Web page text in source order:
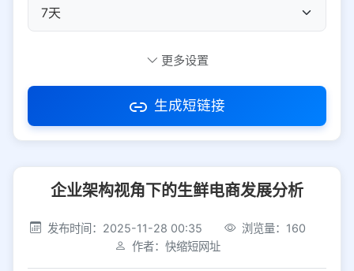
访问密码
社交平台 电商平台
选择防红平台类型，避免链接被拦截
更多设置
生成短链接
企业架构视角下的生鲜电商发展分析
发布时间：2025-11-28 00:35
浏览量：160
作者：快缩短网址